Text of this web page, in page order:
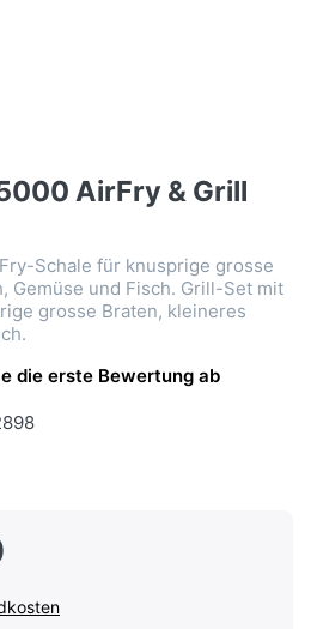
AirFry & Grill
Schale für knusprige grosse
Gemüse und Fisch. Grill-Set mit
grosse Braten, kleineres
die erste Bewertung ab